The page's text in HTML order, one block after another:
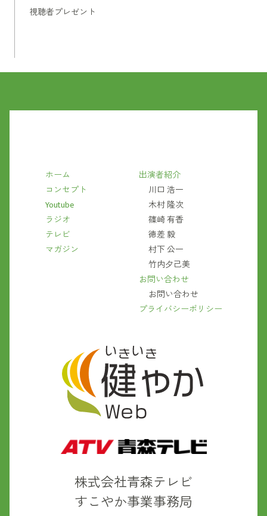
視聴者プレゼント
株式会社青森テレビ
すこやか事業事務局
ホーム
コンセプト
Youtube
ラジオ
テレビ
マガジン
出演者紹介
川口 浩一
木村 隆次
篠崎 有香
徳差 毅
村下 公一
竹内夕己美
お問い合わせ
お問い合わせ
プライバシーポリシー